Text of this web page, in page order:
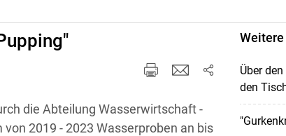
die Abteilung Wasserwirtschaft -
2019 - 2023 Wasserproben an bis
Über
den